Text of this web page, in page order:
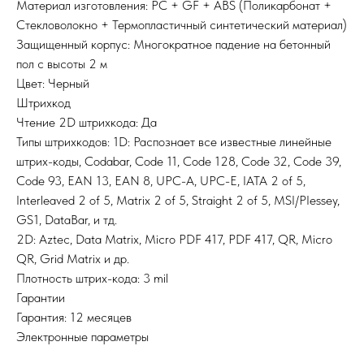
Материал изготовления: PC + GF + ABS (Поликарбонат +
Стекловолокно + Термопластичный синтетический материал)
Защищенный корпус: Многократное падение на бетонный
пол с высоты 2 м
Цвет: Черный
Штрихкод
Чтение 2D штрихкода: Да
Типы штрихкодов: 1D: Распознает все известные линейные
штрих-коды, Codabar, Code 11, Code 128, Code 32, Code 39,
Code 93, EAN 13, EAN 8, UPC-A, UPC-E, IATA 2 of 5,
Interleaved 2 of 5, Matrix 2 of 5, Straight 2 of 5, MSI/PIessey,
GS1, DataBar, и тд.
2D: Aztec, Data Matrix, Micro PDF 417, PDF 417, QR, Micro
QR, Grid Matrix и др.
Плотность штрих-кода: 3 mil
Гарантии
Гарантия: 12 месяцев
Электронные параметры